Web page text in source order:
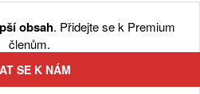
obsah. Přidejte se k Premium
členům.
SE K NÁM